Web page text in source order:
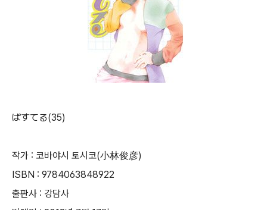
ぱすてる(35)
작가 : 코바야시 토시코(小林俊彦)
ISBN : 9784063848922
출판사 : 강담사